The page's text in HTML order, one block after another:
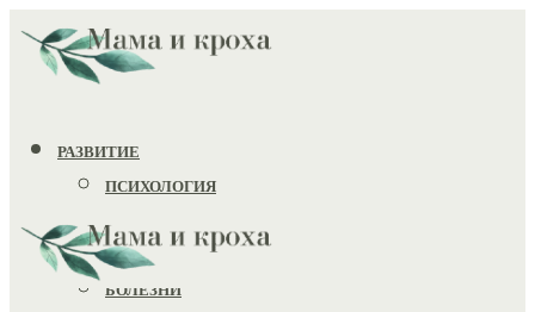
РАЗВИТИЕ
ПСИХОЛОГИЯ
ИГРУШКИ
ЗДОРОВЬЕ
БОЛЕЗНИ